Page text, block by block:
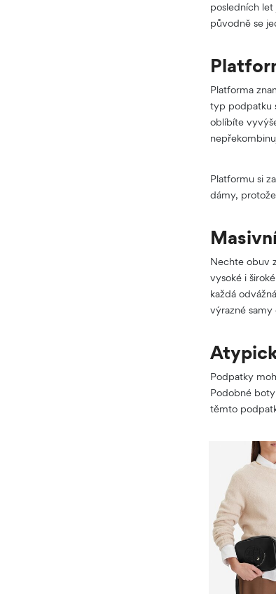
posledních let
původně se
Platforma
typ podpatku
oblíbíte
Platformu si
dámy,
Nechte obuv
vysoké i
každá
výrazné
Podpatky
Podobné
těmto